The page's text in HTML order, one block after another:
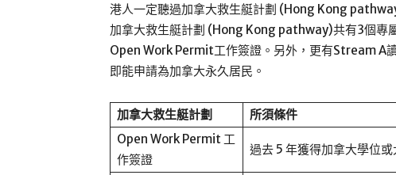
港人一定聽過加拿大救生艇計劃 (Hong Kong
加拿大救生艇計劃 (Hong Kong pathway)共有3個專
Open Work Permit工作簽證。另外，更有Stream A
即能申請為加拿大永久居民。
加拿大救生艇計劃
所須條件
Open Work Permit 工
作簽證
過去 5 年獲得加拿大學位